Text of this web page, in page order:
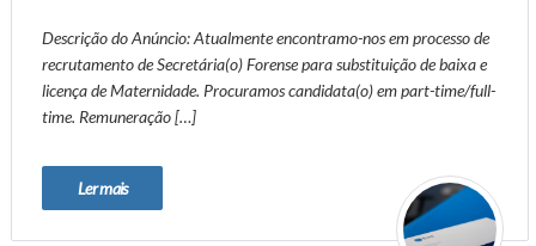
Descrição do Anúncio: Atualmente encontramo-nos em processo de
recrutamento de Secretária(o) Forense para substituição de baixa e
licença de Maternidade. Procuramos candidata(o) em part-time/full-
time. Remuneração […]
Ler mais